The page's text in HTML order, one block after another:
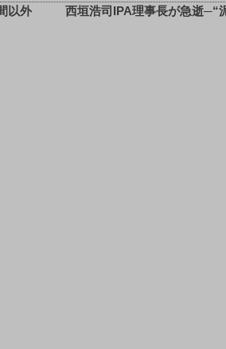
以外
西垣浩司IPA理事長が急逝─“